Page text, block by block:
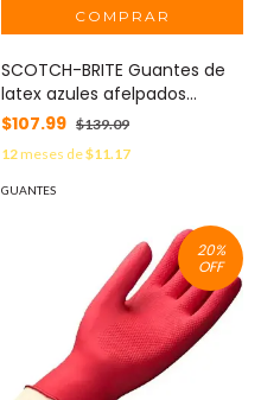
SCOTCH-BRITE Guantes de
latex azules afelpados
Scotch-brite 3M tamaño
mediano MOD: MN300112757
$107.99 $139.09
12meses de$11.17
GUANTES
20%
OFF